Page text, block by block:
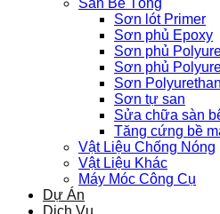
Sơn lót Primer
Sơn phủ Epoxy
Sơn phủ
Sơn phủ
Sơn
Sơn tự san
Sửa chữa sàn
Tăng cứng bề
Vật Liệu Chống Nóng
Vật Liệu Khác
Máy Móc Công Cụ
Dự Án
Dịch Vụ